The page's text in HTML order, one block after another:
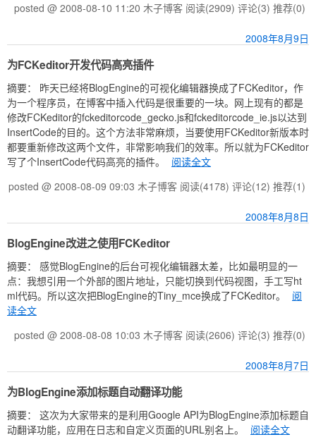
posted @ 2008-08-10 11:20 木子博客 阅读(2909) 评论(3) 推荐(0)
2008年8月9日
为FCKeditor开发代码高亮插件
摘要： 昨天已经将BlogEngine的可视化编辑器换成了FCKeditor，作
为一个程序员，在博客中插入代码是很重要的一块。网上现有的都是
修改FCKeditor的fckeditorcode_gecko.js和fckeditorcode_ie.js以达到
InsertCode的目的。这个方法非常麻烦，当要使用FCKeditor新版本时
都要重新修改这两个文件，非常影响我们的效率。所以就为FCKeditor
写了个InsertCode代码高亮的插件。
阅读全文
posted @ 2008-08-09 09:03 木子博客 阅读(4178) 评论(12) 推荐(1)
2008年8月8日
BlogEngine改进之使用FCKeditor
摘要： 感觉BlogEngine的后台可视化编辑器太差，比如最明显的一
点：我想引用一个外部的图片地址，只能切换到代码视图，手工写ht
ml代码。所以这次把BlogEngine的Tiny_mce换成了FCKeditor。
阅
读全文
posted @ 2008-08-08 10:03 木子博客 阅读(2606) 评论(3) 推荐(0)
2008年8月7日
为BlogEngine添加标题自动翻译功能
摘要： 这次为大家带来的是利用Google API为BlogEngine添加标题自
动翻译功能，应用在日志和自定义页面的URL别名上。
阅读全文